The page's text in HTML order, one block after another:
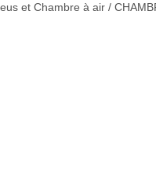
et Chambre à air /